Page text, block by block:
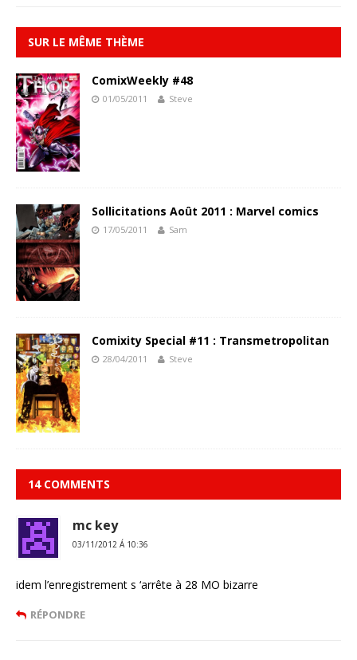
SUR LE MÊME THÈME
ComixWeekly #48
01/05/2011 Steve
Sollicitations Août 2011 : Marvel comics
17/05/2011 Sam
Comixity Special #11 : Transmetropolitan
28/04/2011 Steve
14 COMMENTS
mc key
03/11/2012 Á 10:36
idem l’enregistrement s ‘arrête à 28 MO bizarre
RÉPONDRE